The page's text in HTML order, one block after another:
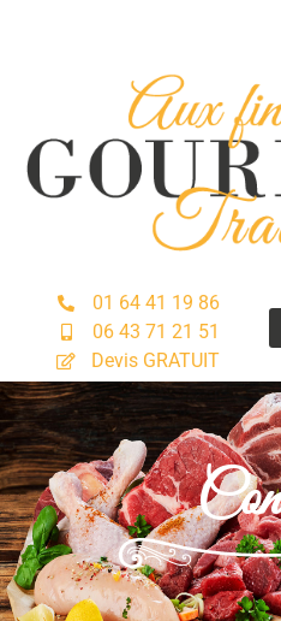
01 64 41 19 86
06 43 71 21 51
Devis GRATUIT